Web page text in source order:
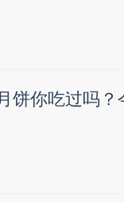
饼你吃过吗？